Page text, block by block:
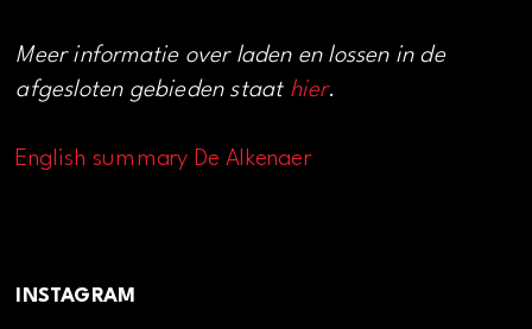
Meer informatie over laden en lossen in de
afgesloten gebieden staat hier.
English summary De Alkenaer
INSTAGRAM